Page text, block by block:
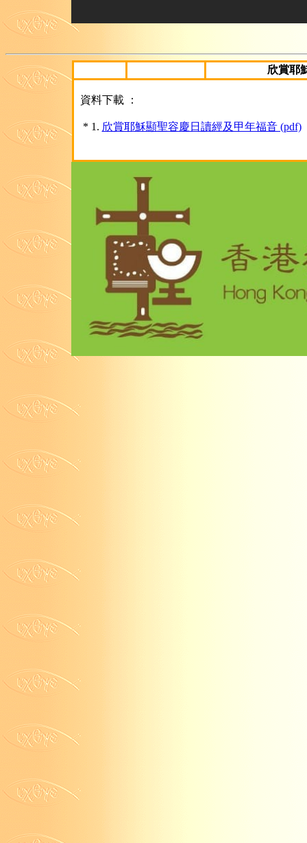
欣賞耶
資料下載 ：
* 1. 欣賞耶穌顯聖容慶日讀經及甲年福音 (pdf)